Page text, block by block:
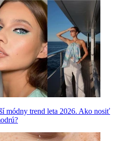
módny trend leta 2026. Ako nosiť